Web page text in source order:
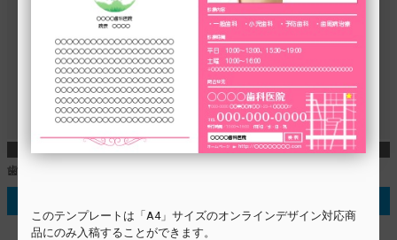
歯医者_オープン_横_写真
A4
このテンプレート は「A4」サイズのオンラインデザイン対応商
品にのみ入稿することができます。